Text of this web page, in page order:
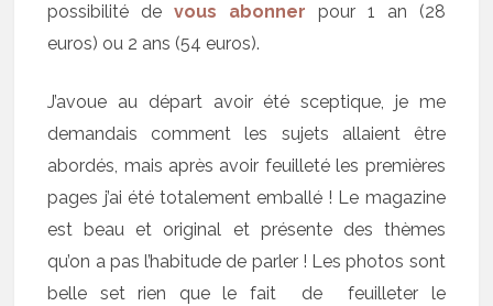
possibilité devous abonner pour 1 an (28
euros) ou 2 ans (54 euros).
J’avoue au départ avoir été sceptique, je me
demandais comment les sujets allaient être
abordés, mais après avoir feuilleté les premières
pages j’ai été totalement emballé ! Le magazine
est beau et original et présente des thèmes
qu’on a pas l’habitude de parler ! Les photos sont
belle set rien que le fait de feuilleter le